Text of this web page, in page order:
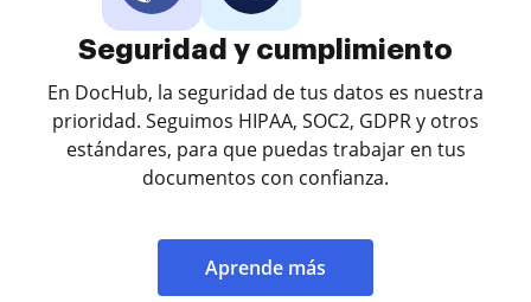
Seguridad y cumplimiento
En DocHub, la seguridad de tus datos es nuestra
prioridad. Seguimos HIPAA, SOC2, GDPR y otros
estándares, para que puedas trabajar en tus
documentos con confianza.
Aprende más